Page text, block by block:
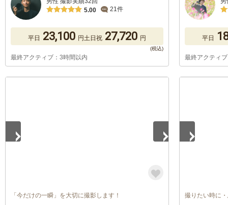
5.00
21件
平日 23,100 円土日祝 27,720 円
最終アクティブ：3時間以内
平日
最終アクティ
「今だけの一瞬」を大切に撮影します！ 撮りたい時に